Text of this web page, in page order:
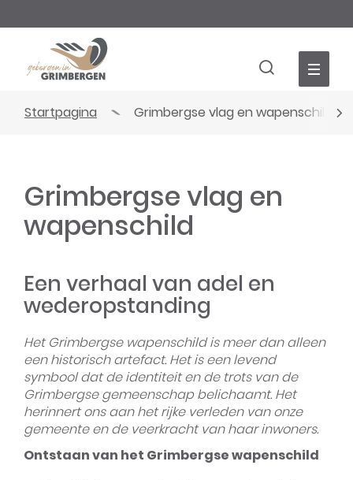
inhoud
Toerisme
Grimbergen
/
is
vraag?
Startpagina Grimbergse vlag en wapenschild
Grimbergse vlag en
wapenschild
Een verhaal van adel en
wederopstanding
Het Grimbergse wapenschild is meer dan alleen
een historisch artefact. Het is een levend
symbool dat de identiteit en de trots van de
Grimbergse gemeenschap belichaamt. Het
herinnert ons aan het rijke verleden van onze
gemeente en de veerkracht van haar inwoners.
Ontstaan van het Grimbergse wapenschild